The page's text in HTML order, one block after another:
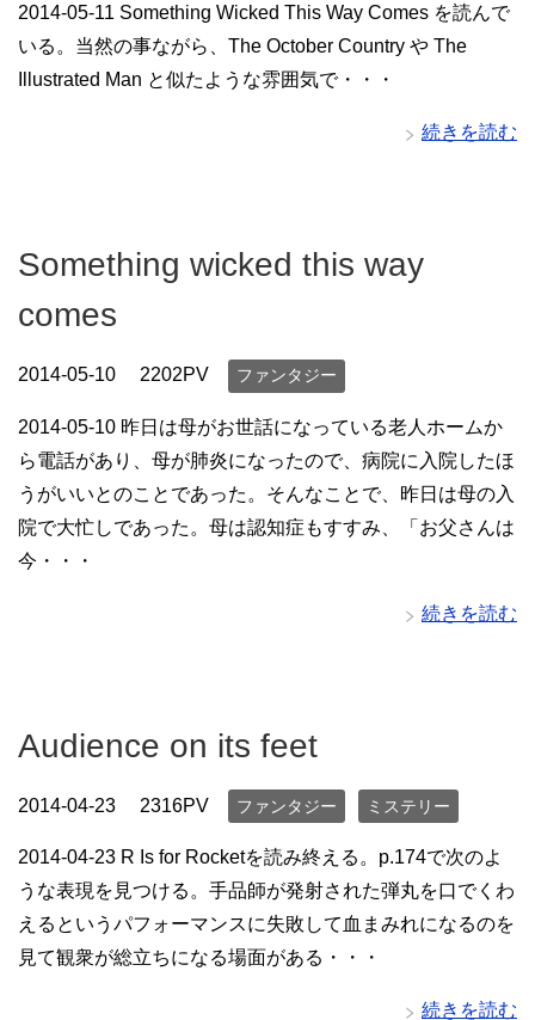
2014-05-11 Something Wicked This Way Comes を読んで
いる。当然の事ながら、The October Country や The
Illustrated Man と似たような雰囲気で・・・
続きを読む
Something wicked this way
comes
2014-05-10 2202PV ファンタジー
2014-05-10 昨日は母がお世話になっている老人ホームか
ら電話があり、母が肺炎になったので、病院に入院したほ
うがいいとのことであった。そんなことで、昨日は母の入
院で大忙しであった。母は認知症もすすみ、「お父さんは
今・・・
続きを読む
Audience on its feet
2014-04-23 2316PV ファンタジー ミステリー
2014-04-23 R Is for Rocketを読み終える。p.174で次のよ
うな表現を見つける。手品師が発射された弾丸を口でくわ
えるというパフォーマンスに失敗して血まみれになるのを
見て観衆が総立ちになる場面がある・・・
続きを読む